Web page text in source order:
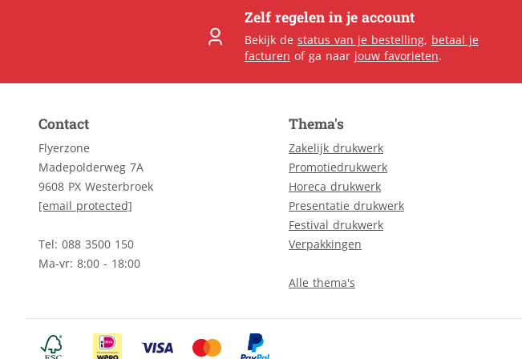
Zelf regelen in je account
Bekijk de status van je bestelling, betaal je
facturen of ga naar jouw favorieten.
Contact
Flyerzone
Madepolderweg 7A
9608 PX Westerbroek
[email protected]
Tel: 088 3500 150
Ma-vr: 8:00 - 18:00
Thema's
Zakelijk drukwerk
Promotiedrukwerk
Horeca drukwerk
Presentatie drukwerk
Festival drukwerk
Verpakkingen
Alle thema's